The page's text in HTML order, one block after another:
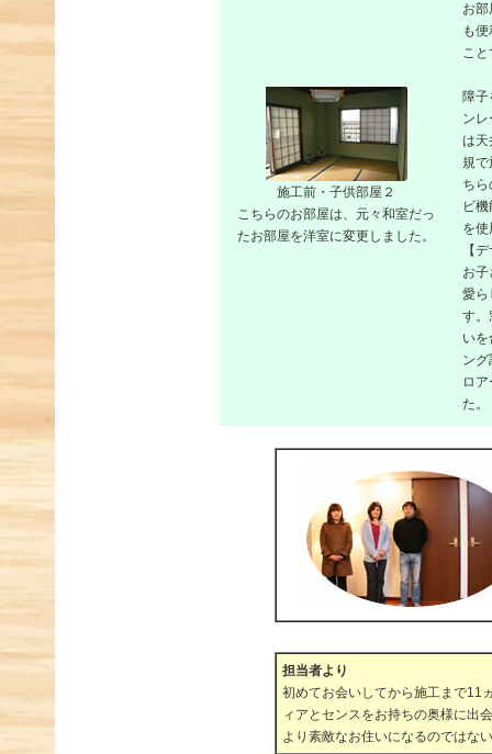
お
も
こ
施工前・子供部屋２
こちらのお部屋は、元々和室だっ
たお部屋を洋室に変更しました。
障
ン
は天
規で
ち
ビ
を
【
お
愛ら
す。
い
ン
ロ
た。
担当者より
初めてお会いしてから施工まで11
ィアとセンスをお持ちの奥様に出
より素敵なお住いになるのではな